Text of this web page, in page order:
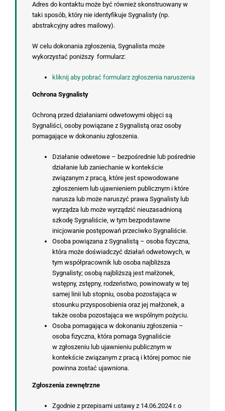
Adres do kontaktu może być również skonstruowany w
taki sposób, który nie identyfikuje Sygnalisty (np.
abstrakcyjny adres mailowy).
W celu dokonania zgłoszenia, Sygnalista może
wykorzystać poniższy formularz:
kliknij aby pobrać formularz zgłoszenia naruszenia
Ochrona Sygnalisty
Ochroną przed działaniami odwetowymi objęci są
Sygnaliści, osoby powiązane z Sygnalistą oraz osoby
pomagające w dokonaniu zgłoszenia.
Działanie odwetowe – bezpośrednie lub pośrednie
działanie lub zaniechanie w kontekście
związanym z pracą, które jest spowodowane
zgłoszeniem lub ujawnieniem publicznym i które
narusza lub może naruszyć prawa Sygnalisty lub
wyrządza lub może wyrządzić nieuzasadnioną
szkodę Sygnaliście, w tym bezpodstawne
inicjowanie postępowań przeciwko Sygnaliście.
Osoba powiązana z Sygnalistą – osoba fizyczna,
która może doświadczyć działań odwetowych, w
tym współpracownik lub osoba najbliższa
Sygnalisty; osobą najbliższą jest małżonek,
wstępny, zstępny, rodzeństwo, powinowaty w tej
samej linii lub stopniu, osoba pozostająca w
stosunku przysposobienia oraz jej małżonek, a
także osoba pozostająca we wspólnym pożyciu.
Osoba pomagająca w dokonaniu zgłoszenia –
osoba fizyczna, która pomaga Sygnaliście
w zgłoszeniu lub ujawnieniu publicznym w
kontekście związanym z pracą i której pomoc nie
powinna zostać ujawniona.
Zgłoszenia zewnętrzne
Zgodnie z przepisami ustawy z 14.06.2024 r. o